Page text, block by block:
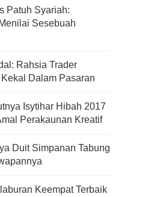
Patuh Syariah:
Sesebuah
Rahsia Trader
Dalam Pasaran
Isytihar Hibah 2017
Perakaunan Kreatif
Duit Simpanan Tabung
Keempat Terbaik
Disebalik
Analysis
Sifu Saham Sebut